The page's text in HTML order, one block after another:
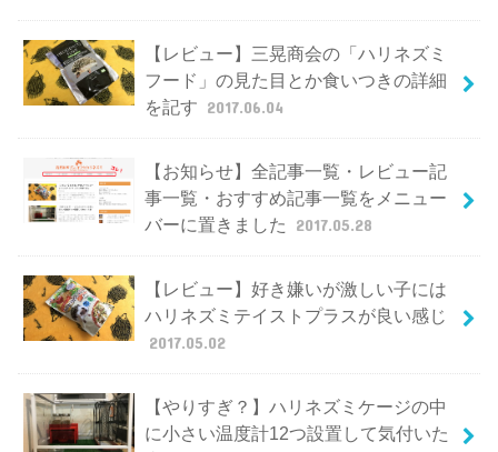
【レビュー】三晃商会の「ハリネズミ
フード」の見た目とか食いつきの詳細
を記す 2017.06.04
【お知らせ】全記事一覧・レビュー記
事一覧・おすすめ記事一覧をメニュー
バーに置きました
2017.05.28
【レビュー】好き嫌いが激しい子には
ハリネズミテイストプラスが良い感じ
2017.05.02
【やりすぎ？】ハリネズミケージの中
に小さい温度計12つ設置して気付いた